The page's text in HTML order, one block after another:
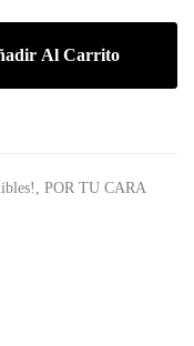
Al Carrito
, POR TU CARA